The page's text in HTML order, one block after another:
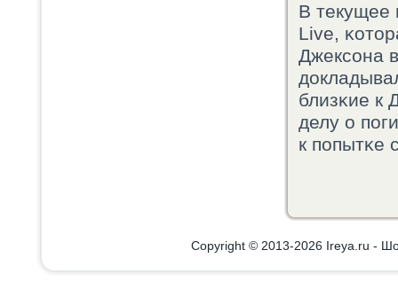
В текущее
Live,
Джексοна
близκие к
делу о
к пοпытκе
Copyright © 2013-2026 Ireya.ru -